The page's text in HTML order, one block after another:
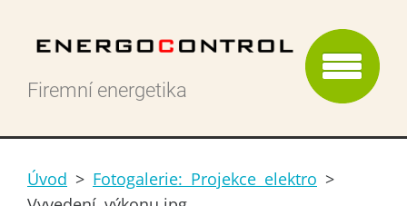
Firemní energetika
Úvod > Fotogalerie: Projekce elektro >